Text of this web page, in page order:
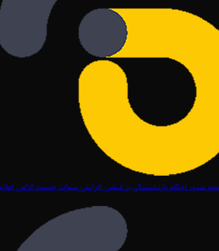
صدور احکام بازنشستگی بر اساس افزایش سنوات خدمت الزامی اعلام